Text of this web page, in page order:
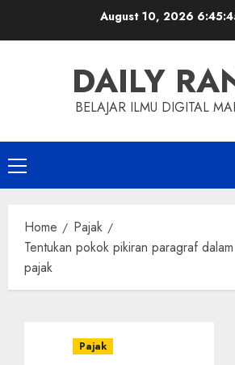
August 10, 2026
DAILY
BELAJAR ILMU DIGITAL
Primary
Menu
Home
Pajak
Tentukan pokok pikiran paragraf
pajak
Pajak